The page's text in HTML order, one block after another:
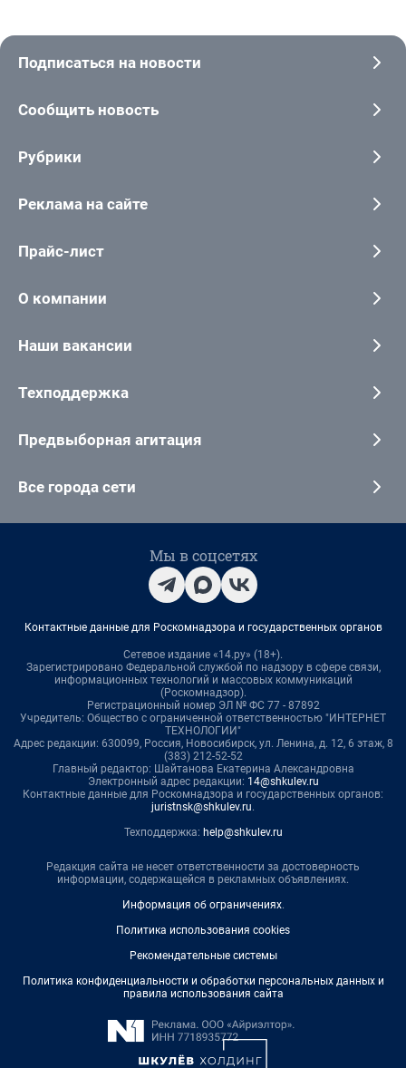
Подписаться на новости
Сообщить новость
Рубрики
Реклама на сайте
Прайс-лист
О компании
Наши вакансии
Техподдержка
Предвыборная агитация
Все города сети
Мы в соцсетях
Контактные данные для Роскомнадзора и государственных органов
Сетевое издание «14.ру» (18+).
Зарегистрировано Федеральной службой по надзору в сфере связи,
информационных технологий и массовых коммуникаций
(Роскомнадзор).
Регистрационный номер ЭЛ № ФС 77 - 87892
Учредитель: Общество с ограниченной ответственностью "ИНТЕРНЕТ
ТЕХНОЛОГИИ"
Адрес редакции: 630099, Россия, Новосибирск, ул. Ленина, д. 12, 6 этаж, 8
(383) 212-52-52
Главный редактор: Шайтанова Екатерина Александровна
Электронный адрес редакции: 14@shkulev.ru
Контактные данные для Роскомнадзора и государственных органов:
juristnsk@shkulev.ru.
Техподдержка: help@shkulev.ru
Редакция сайта не несет ответственности за достоверность
информации, содержащейся в рекламных объявлениях.
Информация об ограничениях.
Политика использования cookies
Рекомендательные системы
Политика конфиденциальности и обработки персональных данных и
правила использования сайта